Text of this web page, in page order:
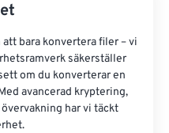
bara konvertera filer – vi
säkerställer
om du konverterar en
avancerad kryptering,
har vi täckt